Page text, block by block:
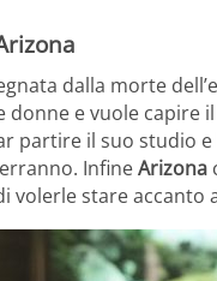
dalla morte
donne e vuole capire
partire il suo studio
InfineArizona
volerle stare accanto